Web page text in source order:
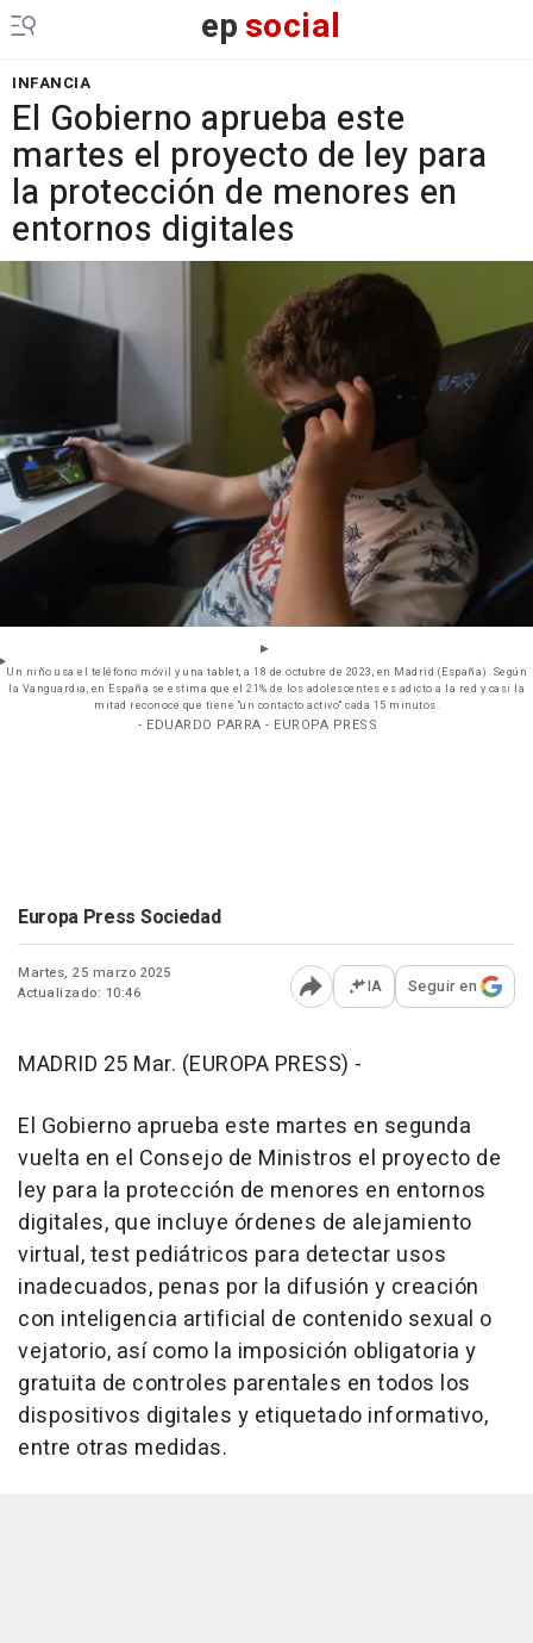
epsocial
INFANCIA
El Gobierno aprueba este
martes el proyecto de ley para
la protección de menores en
entornos digitales
Un niño usa el teléfono móvil y una tablet, a 18 de octubre de 2023, en Madrid (España). Según
la Vanguardia, en España se estima que el 21% de los adolescentes es adicto a la red y casi la
mitad reconoce que tiene "un contacto activo" cada 15 minutos.
- EDUARDO PARRA - EUROPA PRESS
Europa Press Sociedad
Martes, 25 marzo 2025
Actualizado: 10:46
Abrir opciones para
IA Seguir en
MADRID 25 Mar. (EUROPA PRESS) -
El Gobierno aprueba este martes en segunda
vuelta en el Consejo de Ministros el proyecto de
ley para la protección de menores en entornos
digitales, que incluye órdenes de alejamiento
virtual, test pediátricos para detectar usos
inadecuados, penas por la difusión y creación
con inteligencia artificial de contenido sexual o
vejatorio, así como la imposición obligatoria y
gratuita de controles parentales en todos los
dispositivos digitales y etiquetado informativo,
entre otras medidas.